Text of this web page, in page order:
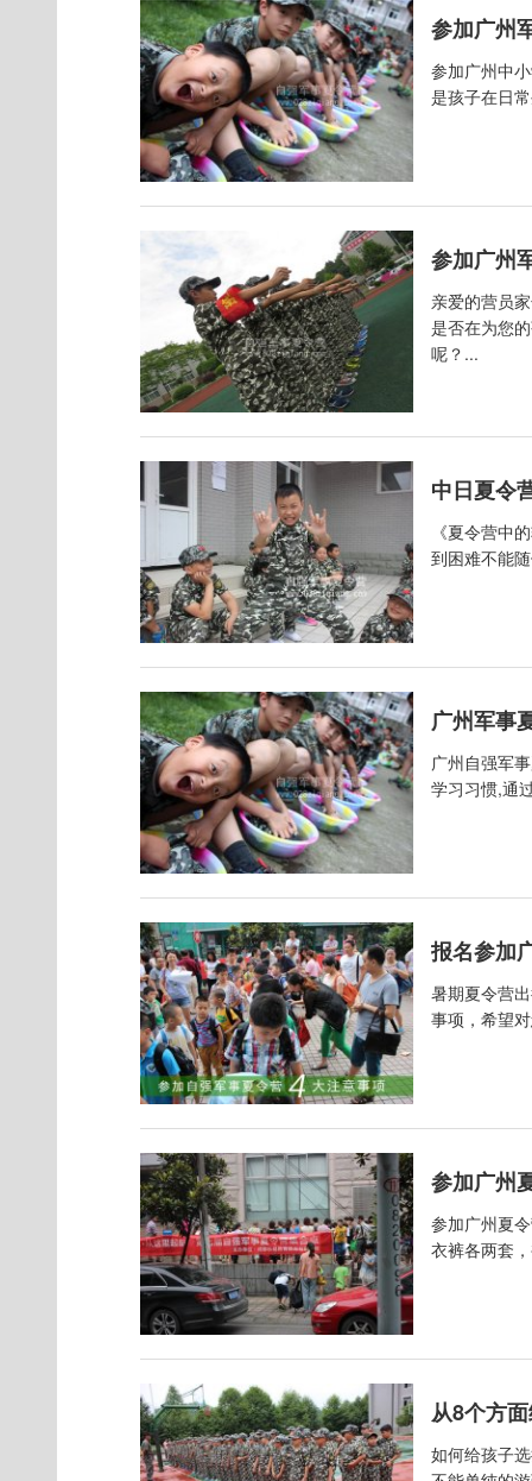
参加广州
参加广州中
是孩子在日
参加广州
亲爱的营员
是否在为您
呢？...
中日夏令
《夏令营中
到困难不能
广州军事
广州自强军
学习习惯,通
报名参加
暑期夏令营
事项，希望
参加广州
参加广州夏
衣裤各两套
从8个方
如何给孩子